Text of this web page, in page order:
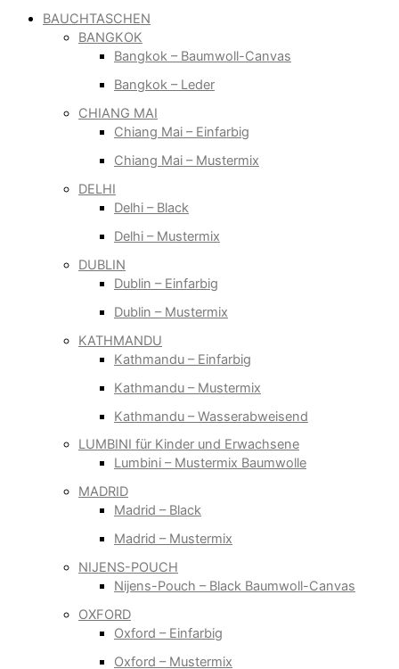
BAUCHTASCHEN
BANGKOK
Bangkok – Baumwoll-Canvas
Bangkok – Leder
CHIANG MAI
Chiang Mai – Einfarbig
Chiang Mai – Mustermix
DELHI
Delhi – Black
Delhi – Mustermix
DUBLIN
Dublin – Einfarbig
Dublin – Mustermix
KATHMANDU
Kathmandu – Einfarbig
Kathmandu – Mustermix
Kathmandu – Wasserabweisend
LUMBINI für Kinder und Erwachsene
Lumbini – Mustermix Baumwolle
MADRID
Madrid – Black
Madrid – Mustermix
NIJENS-POUCH
Nijens-Pouch – Black Baumwoll-Canvas
OXFORD
Oxford – Einfarbig
Oxford – Mustermix